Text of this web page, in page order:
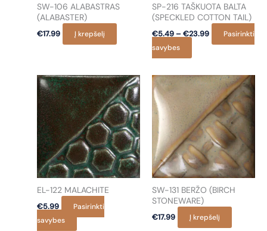
the
page
SW-106 ALABASTRAS
(ALABASTER)
€17.99 Į krepšelį
SP-216 TAŠKUOTA BALTA
(SPECKLED COTTON TAIL)
€5.49 – €23.99PricePasirinkti
savybes
product
has
multiple
variants.
The
options
may
be
chosen
on
the
page
EL-122 MALACHITE
€5.99
Pasirinkti
savybes
This
SW-131 BERŽO (BIRCH
STONEWARE)
€17.99 Į krepšelį